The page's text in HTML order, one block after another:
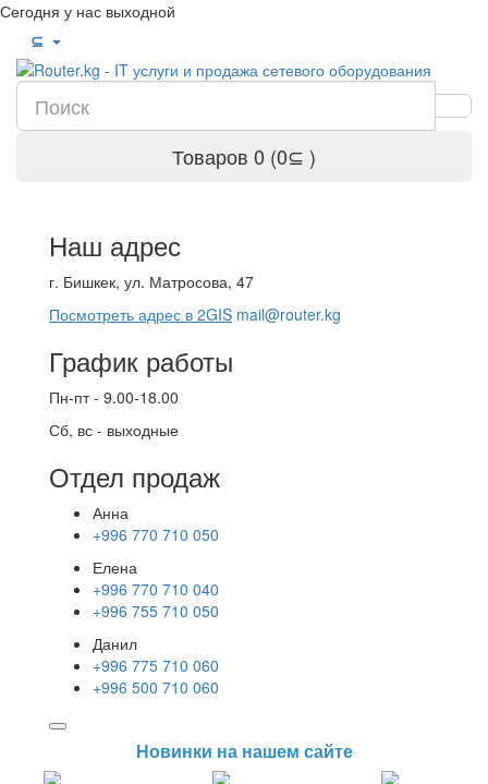
Сегодня у нас выходной
⊆
Товаров 0 (0⊆ )
Наш адрес
г. Бишкек, ул. Матросова, 47
Посмотреть адрес в 2GIS mail@router.kg
График работы
Пн-пт - 9.00-18.00
Сб, вс - выходные
Отдел продаж
Анна
+996 770 710 050
Елена
+996 770 710 040
+996 755 710 050
Данил
+996 775 710 060
+996 500 710 060
Новинки на нашем сайте